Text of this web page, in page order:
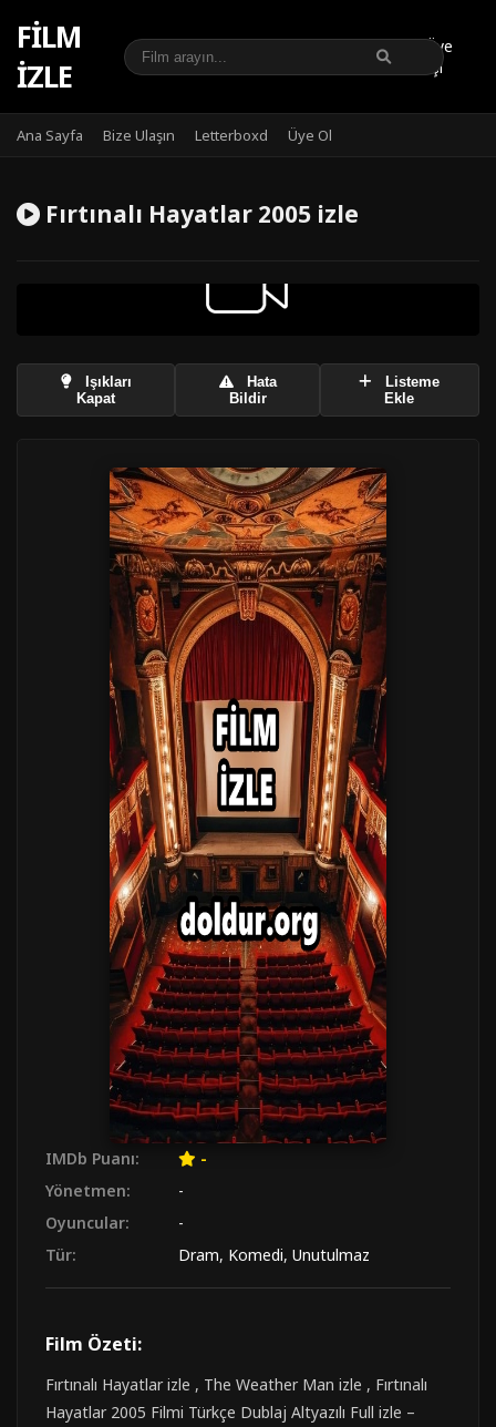
FILM
IZLE
Üye
Girişi
Ana Sayfa Bize Ulaşın Letterboxd Üye Ol
Fırtınalı Hayatlar 2005 izle
Işıkları
Kapat
Hata
Bildir
Listeme
Ekle
IMDb Puanı:
-
Yönetmen:
-
Oyuncular:
-
Tür:
Dram, Komedi, Unutulmaz
Film Özeti:
Fırtınalı Hayatlar izle , The Weather Man izle , Fırtınalı
Hayatlar 2005 Filmi Türkçe Dublaj Altyazılı Full izle –